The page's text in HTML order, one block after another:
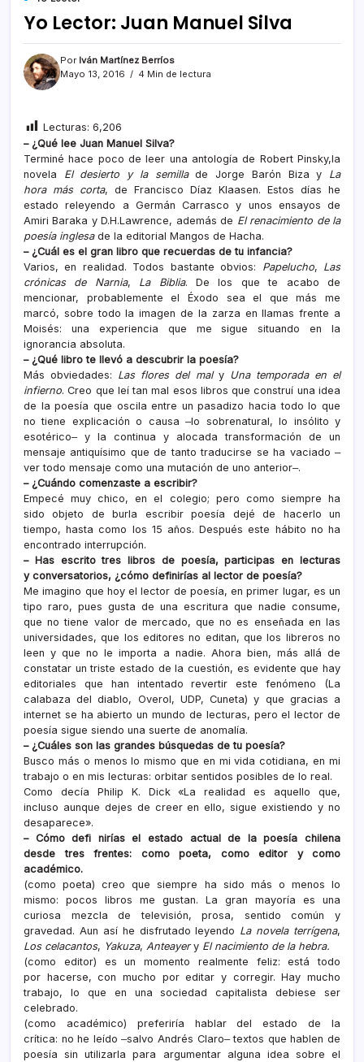
Yo Lector: Juan Manuel Silva
Por Iván Martínez Berríos
Mayo 13, 2016
4 Min de lectura
Lecturas: 6,206
– ¿Qué lee Juan Manuel Silva?
Terminé hace poco de leer una antología de Robert Pinsky,la
novela El desierto y la semillade Jorge Barón Biza y La
hora más corta, de Francisco Díaz Klaasen. Estos días he
estado releyendo a Germán Carrasco y unos ensayos de
Amiri Baraka y D.H.Lawrence, además de El renacimiento de la
poesía inglesade la editorial Mangos de Hacha.
– ¿Cuál es el gran libro que recuerdas de tu infancia?
Varios, en realidad. Todos bastante obvios: Papelucho, Las
crónicas de Narnia, La Biblia. De los que te acabo de
mencionar, probablemente el Éxodo sea el que más me
marcó, sobre todo la imagen de la zarza en llamas frente a
Moisés: una experiencia que me sigue situando en la
ignorancia absoluta.
– ¿Qué libro te llevó a descubrir la poesía?
Más obviedades: Las flores del maly Una temporada en el
infierno. Creo que leí tan mal esos libros que construí una idea
de la poesía que oscila entre un pasadizo hacia todo lo que
no tiene explicación o causa ‒lo sobrenatural, lo insólito y
esotérico‒ y la continua y alocada transformación de un
mensaje antiquísimo que de tanto traducirse se ha vaciado ‒
ver todo mensaje como una mutación de uno anterior‒.
– ¿Cuándo comenzaste a escribir?
Empecé muy chico, en el colegio; pero como siempre ha
sido objeto de burla escribir poesía dejé de hacerlo un
tiempo, hasta como los 15 años. Después este hábito no ha
encontrado interrupción.
– Has escrito tres libros de poesía, participas en lecturas
y conversatorios, ¿cómo definirías al lector de poesía?
Me imagino que hoy el lector de poesía, en primer lugar, es un
tipo raro, pues gusta de una escritura que nadie consume,
que no tiene valor de mercado, que no es enseñada en las
universidades, que los editores no editan, que los libreros no
leen y que no le importa a nadie. Ahora bien, más allá de
constatar un triste estado de la cuestión, es evidente que hay
editoriales que han intentado revertir este fenómeno (La
calabaza del diablo, Overol, UDP, Cuneta) y que gracias a
internet se ha abierto un mundo de lecturas, pero el lector de
poesía sigue siendo una suerte de anomalía.
– ¿Cuáles son las grandes búsquedas de tu poesía?
Busco más o menos lo mismo que en mi vida cotidiana, en mi
trabajo o en mis lecturas: orbitar sentidos posibles de lo real.
Como decía Philip K. Dick «La realidad es aquello que,
incluso aunque dejes de creer en ello, sigue existiendo y no
desaparece».
– Cómo defi nirías el estado actual de la poesía chilena
desde tres frentes: como poeta, como editor y como
académico.
(como poeta) creo que siempre ha sido más o menos lo
mismo: pocos libros me gustan. La gran mayoría es una
curiosa mezcla de televisión, prosa, sentido común y
gravedad. Aun así he disfrutado leyendo La novela terrígena,
Los celacantos, Yakuza, Anteayery El nacimiento de la hebra.
(como editor) es un momento realmente feliz: está todo
por hacerse, con mucho por editar y corregir. Hay mucho
trabajo, lo que en una sociedad capitalista debiese ser
celebrado.
(como académico) preferiría hablar del estado de la
crítica: no he leído ‒salvo Andrés Claro‒ textos que hablen de
poesía sin utilizarla para argumentar alguna idea sobre el